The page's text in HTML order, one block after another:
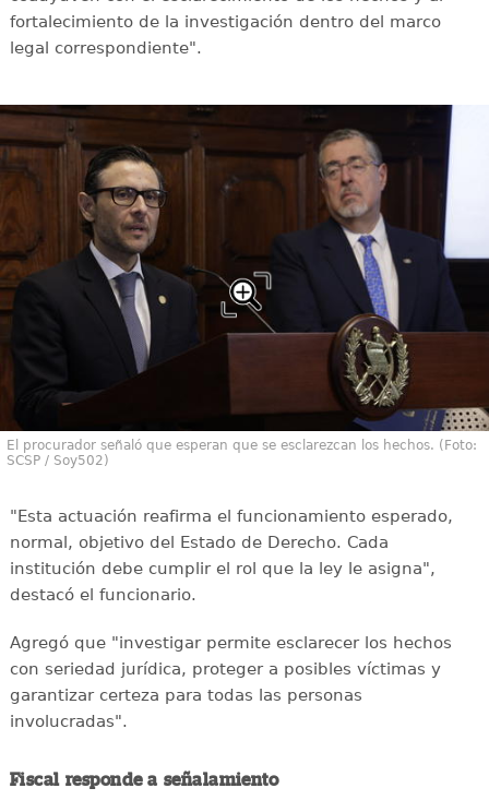
fortalecimiento de la investigación dentro del marco
legal correspondiente".
El procurador señaló que esperan que se esclarezcan los hechos. (Foto:
SCSP / Soy502)
"Esta actuación reafirma el funcionamiento esperado,
normal, objetivo del Estado de Derecho. Cada
institución debe cumplir el rol que la ley le asigna",
destacó el funcionario.
Agregó que "investigar permite esclarecer los hechos
con seriedad jurídica, proteger a posibles víctimas y
garantizar certeza para todas las personas
involucradas".
Fiscal responde a señalamiento